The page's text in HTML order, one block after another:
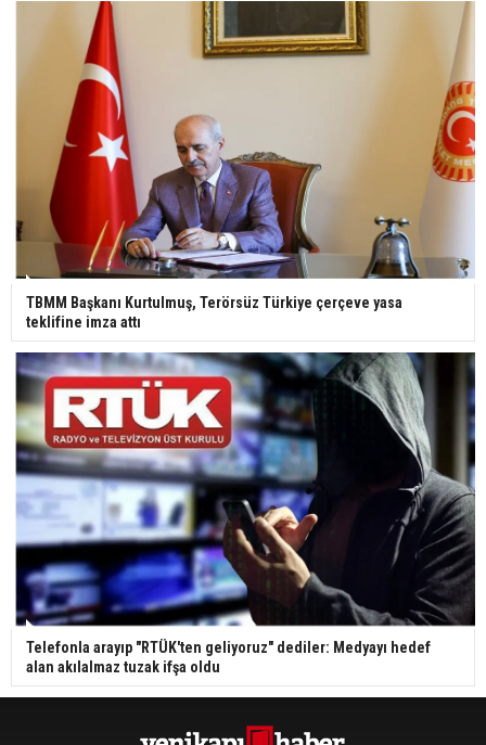
TBMM Başkanı Kurtulmuş, Terörsüz Türkiye çerçeve yasa
teklifine imza attı
Telefonla arayıp "RTÜK'ten geliyoruz" dediler: Medyayı hedef
alan akılalmaz tuzak ifşa oldu